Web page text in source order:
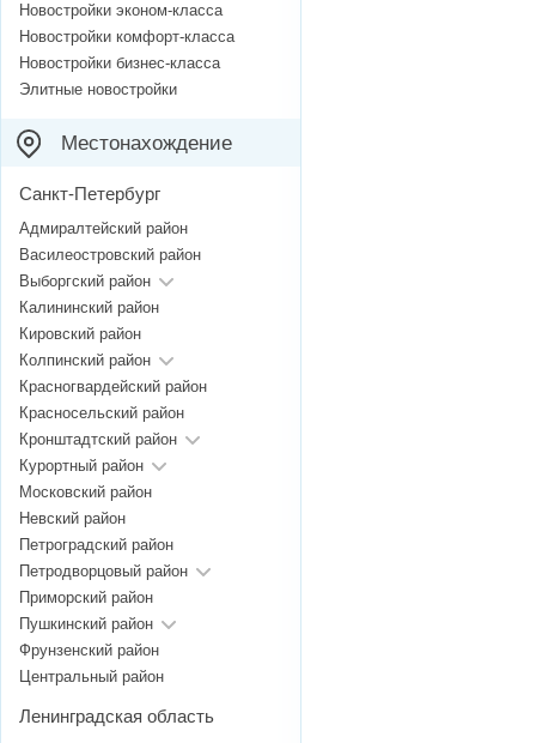
Новостройки эконом-класса
Новостройки комфорт-класса
Новостройки бизнес-класса
Элитные новостройки
Местонахождение
Санкт-Петербург
Адмиралтейский район
Василеостровский район
Выборгский район
Калининский район
Кировский район
Колпинский район
Красногвардейский район
Красносельский район
Кронштадтский район
Курортный район
Московский район
Невский район
Петроградский район
Петродворцовый район
Приморский район
Пушкинский район
Фрунзенский район
Центральный район
Ленинградская область